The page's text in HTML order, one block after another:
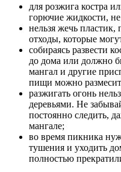
для розжига костра
горючие жидкости,
нельзя жечь
отходы, которые
собираясь развести
до дома или должно
мангал и другие
пищи можно
разжигать огонь
деревьями. Не
постоянно следить,
мангале;
во время пикника
тушения и уходить
полностью